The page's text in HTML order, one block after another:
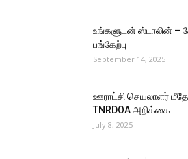
உங்களுடன் ஸ்டாலின் –
பங்கேற்பு
September 14, 2025
ஊராட்சி செயலாளர்
TNRDOA அறிக்கை
July 8, 2025